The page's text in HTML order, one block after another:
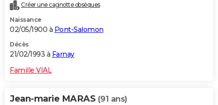
Créer une cagnotte obsèques
Naissance
02/05/1900 à Pont-Salomon
Décès
21/02/1993 à Farnay
Famille VIAL
Jean-marie MARAS (91 ans)